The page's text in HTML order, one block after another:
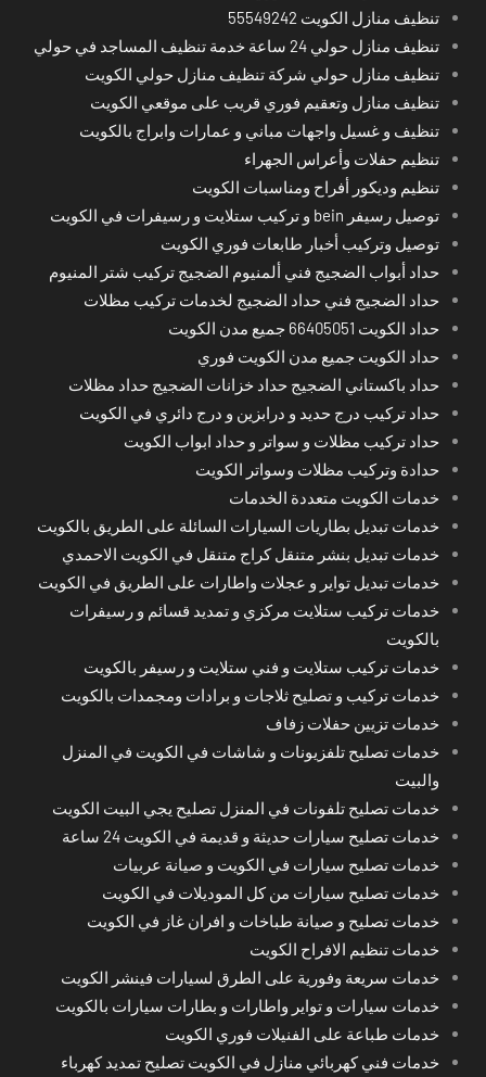
تنظيف منازل الكويت 55549242
تنظيف منازل حولي 24 ساعة خدمة تنظيف المساجد في حولي
تنظيف منازل حولي شركة تنظيف منازل حولي الكويت
تنظيف منازل وتعقيم فوري قريب على موقعي الكويت
تنظيف و غسيل واجهات مباني و عمارات وابراج بالكويت
تنظيم حفلات وأعراس الجهراء
تنظيم وديكور أفراح ومناسبات الكويت
توصيل رسيفر bein و تركيب ستلايت و رسيفرات في الكويت
توصيل وتركيب أخبار طابعات فوري الكويت
حداد أبواب الضجيج فني ألمنيوم الضجيج تركيب شتر المنيوم
حداد الضجيج فني حداد الضجيج لخدمات تركيب مظلات
حداد الكويت 66405051 جميع مدن الكويت
حداد الكويت جميع مدن الكويت فوري
حداد باكستاني الضجيج حداد خزانات الضجيج حداد مظلات
حداد تركيب درج حديد و درابزين و درج دائري في الكويت
حداد تركيب مظلات و سواتر و حداد ابواب الكويت
حدادة وتركيب مظلات وسواتر الكويت
خدمات الكويت متعددة الخدمات
خدمات تبديل بطاريات السيارات السائلة على الطريق بالكويت
خدمات تبديل بنشر متنقل كراج متنقل في الكويت الاحمدي
خدمات تبديل تواير و عجلات واطارات على الطريق في الكويت
خدمات تركيب ستلايت مركزي و تمديد قسائم و رسيفرات
بالكويت
خدمات تركيب ستلايت و فني ستلايت و رسيفر بالكويت
خدمات تركيب و تصليح ثلاجات و برادات ومجمدات بالكويت
خدمات تزيين حفلات زفاف
خدمات تصليح تلفزيونات و شاشات في الكويت في المنزل
والبيت
خدمات تصليح تلفونات في المنزل تصليح يجي البيت الكويت
خدمات تصليح سيارات حديثة و قديمة في الكويت 24 ساعة
خدمات تصليح سيارات في الكويت و صيانة عربيات
خدمات تصليح سيارات من كل الموديلات في الكويت
خدمات تصليح و صيانة طباخات و افران غاز في الكويت
خدمات تنظيم الافراح الكويت
خدمات سريعة وفورية على الطرق لسيارات فينشر الكويت
خدمات سيارات و تواير واطارات و بطارات سيارات بالكويت
خدمات طباعة على الفنيلات فوري الكويت
خدمات فني كهربائي منازل في الكويت تصليح تمديد كهرباء